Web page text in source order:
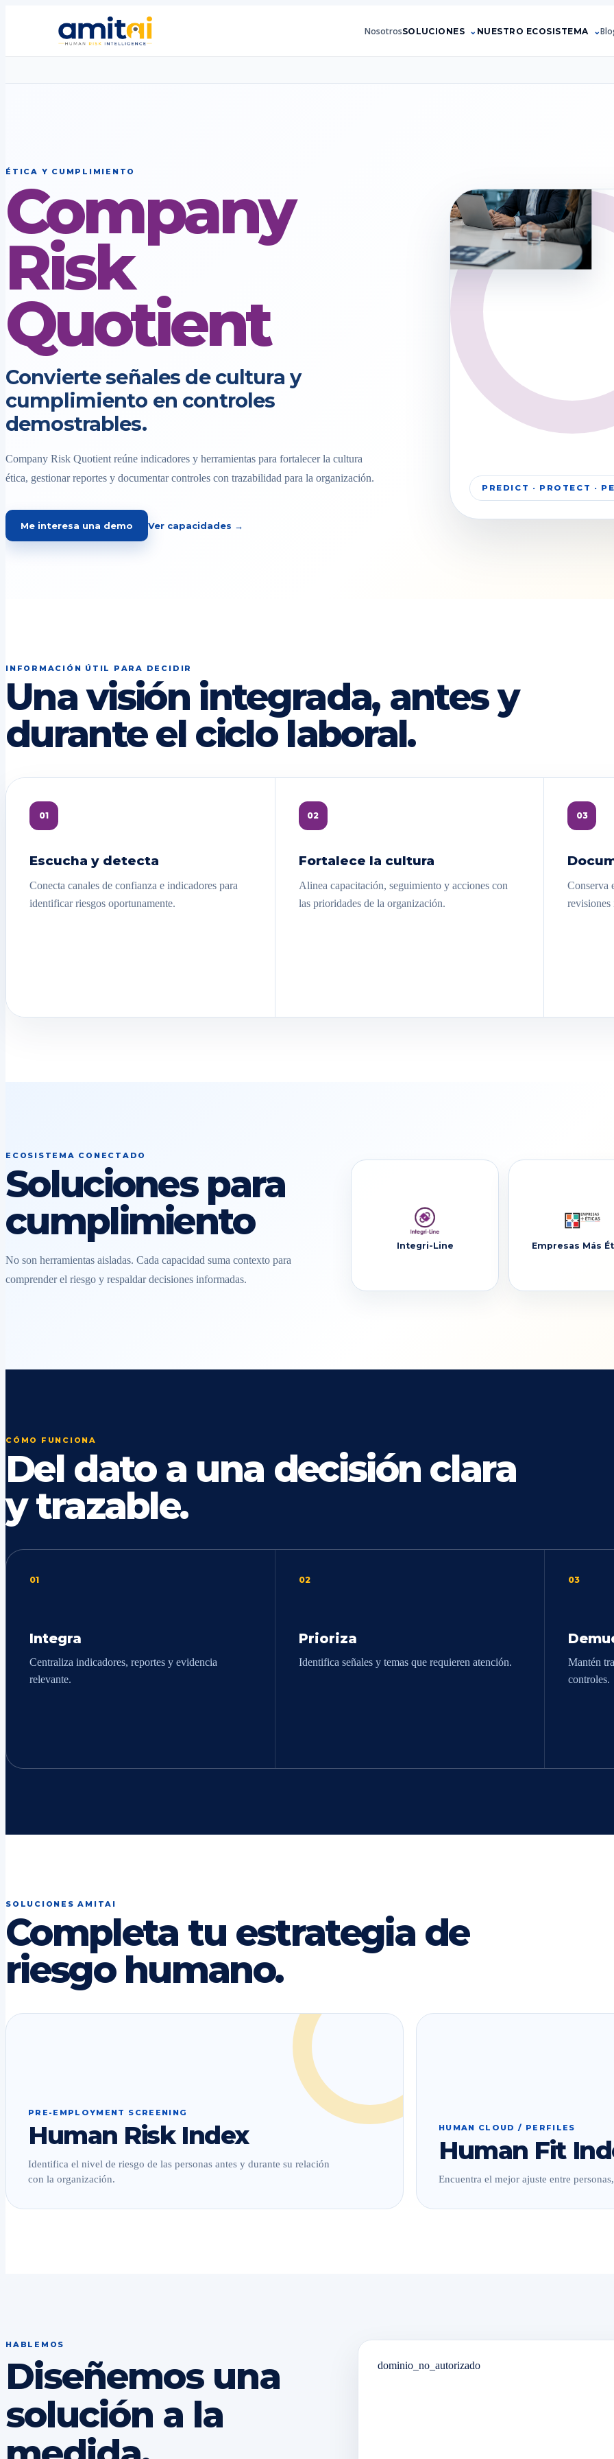
NosotrosSOLUCIONES NUESTRO ECOSISTEMA
ÉTICA Y CUMPLIMIENTO
Company
Risk
Quotient
Convierte señales de cultura y
cumplimiento en controles
demostrables.
Company Risk Quotient reúne indicadores y herramientas para fortalecer la cultura
ética, gestionar reportes y documentar controles con trazabilidad para la organización.
Me interesa una demo Ver capacidades →
PREDICT · PROTECT ·
INFORMACIÓN ÚTIL PARA DECIDIR
Una visión integrada, antes y
durante el ciclo laboral.
01
Escucha y detecta
Conecta canales de confianza e indicadores para
identificar riesgos oportunamente.
02
Fortalece la cultura
Alinea capacitación, seguimiento y acciones con
las prioridades de la organización.
03
Conserva
revisiones
ECOSISTEMA CONECTADO
Soluciones para
cumplimiento
No son herramientas aisladas. Cada capacidad suma contexto para
comprender el riesgo y respaldar decisiones informadas.
Integri-Line Empresas Más
CÓMO FUNCIONA
Del dato a una decisión clara
y trazable.
01
Integra
Centraliza indicadores, reportes y evidencia
relevante.
02
Prioriza
Identifica señales y temas que requieren atención.
03
Mantén
controles.
SOLUCIONES AMITAI
Completa tu estrategia de
riesgo humano.
PRE-EMPLOYMENT SCREENING
Human Risk Index
Identifica el nivel de riesgo de las personas antes y durante su relación
con la organización.
HUMAN CLOUD / PERFILES
Human Fit
Encuentra el mejor ajuste entre
HABLEMOS
Diseñemos una
solución a la
dominio_no_autorizado